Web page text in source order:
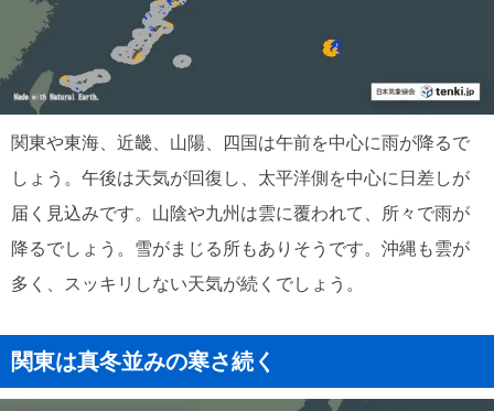
関東や東海、近畿、山陽、四国は午前を中心に雨が降るで
しょう。午後は天気が回復し、太平洋側を中心に日差しが
届く見込みです。山陰や九州は雲に覆われて、所々で雨が
降るでしょう。雪がまじる所もありそうです。沖縄も雲が
多く、スッキリしない天気が続くでしょう。
関東は真冬並みの寒さ続く